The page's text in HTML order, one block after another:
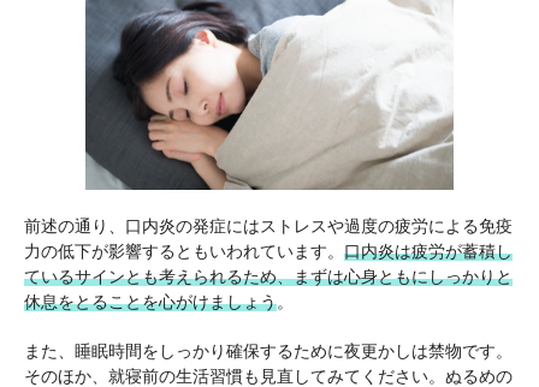
前述の通り、口内炎の発症にはストレスや過度の疲労による免疫
力の低下が影響するともいわれています。 口内炎は疲労が蓄積し
ているサインとも考えられるため、まずは心身ともにしっかりと
休息をとることを心がけましょう。
また、睡眠時間をしっかり確保するために夜更かしは禁物です。
そのほか、就寝前の生活習慣も見直してみてください。ぬるめの